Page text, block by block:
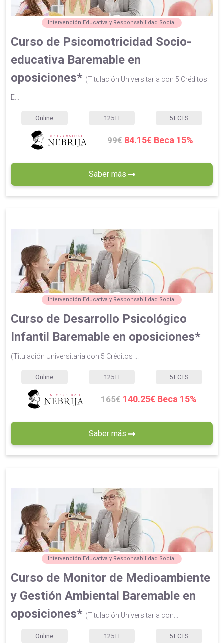
Intervención Educativa y Responsabilidad Social
Curso de Psicomotricidad Socio-
educativa Baremable en
oposiciones* (Titulación Universitaria con 5 Créditos
E...
Online 125 H 5 ECTS
99€ 84.15€ Beca 15%
Saber más
Intervención Educativa y Responsabilidad Social
Curso de Desarrollo Psicológico
Infantil Baremable en oposiciones*
(Titulación Universitaria con 5 Créditos ...
Online 125 H 5 ECTS
165€ 140.25€ Beca 15%
Saber más
Intervención Educativa y Responsabilidad Social
Curso de Monitor de Medioambiente
y Gestión Ambiental Baremable en
oposiciones* (Titulación Universitaria con...
Online 125 H 5 ECTS